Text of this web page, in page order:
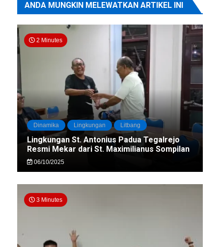
ANDA MUNGKIN MELEWATKAN ARTIKEL INI
2 Minutes
Dinamika Lingkungan Litbang
Lingkungan St. Antonius Padua Tegalrejo
Resmi Mekar dari St. Maximilianus Sompilan
06/10/2025
3 Minutes